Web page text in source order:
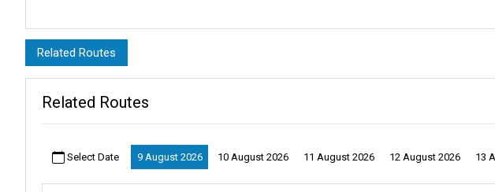
Da Koh Lanta, molte destinazioni vi aspettano.
Krabi, con la sua vivace città e ilsuo aeroporto , è il luogo perfetto per concludere il vostro
casa.
Related Routes
Related Routes
Select Date 9 August 2026 10 August 2026 11 August 2026 12 August 2026 13